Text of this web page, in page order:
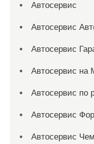
Автосервис
Автосервис
Автосервис
Автосервис на
Автосервис по
Автосервис
Автосервис